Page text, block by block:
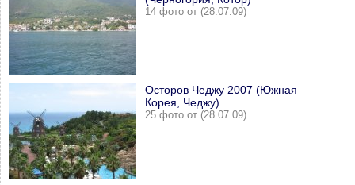
14 фото от (28.07.09)
Осторов Чеджу 2007 (Южная
Корея, Чеджу)
25 фото от (28.07.09)